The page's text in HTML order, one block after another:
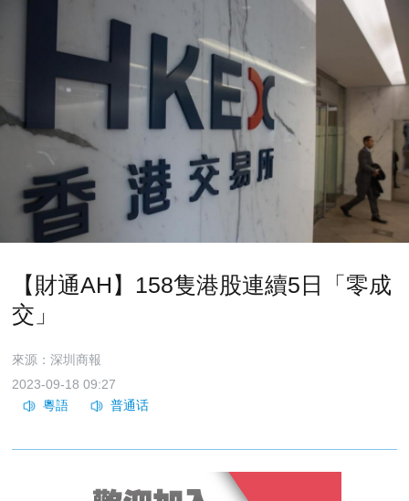
【財通AH】158隻港股連續5日「零成
交」
來源：深圳商報
2023-09-18 09:27